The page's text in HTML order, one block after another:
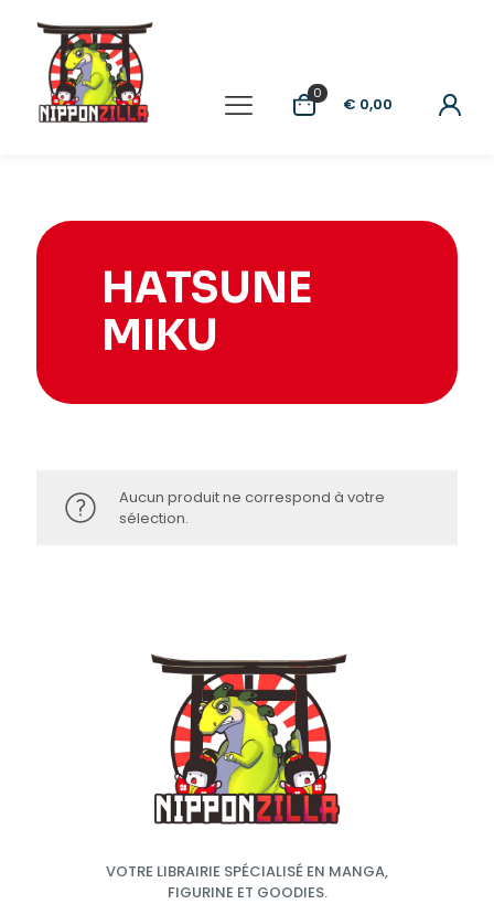
0
€ 0,00
HATSUNE
MIKU
Aucun produit ne correspond à votre
sélection.
VOTRE LIBRAIRIE SPÉCIALISÉ EN MANGA,
FIGURINE ET GOODIES.